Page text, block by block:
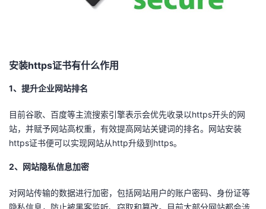
验
收
藏
议
安装https证书有什么作用
1、提升企业网站排名
目前谷歌、百度等主流搜索引擎表示会优先收录以https开头的网
站，并赋予网站高权重，有效提高网站关键词的排名。网站安装
https证书便可以实现网站从http升级到https。
2、网站隐私信息加密
对网站传输的数据进行加密，包括网站用户的账户密码、身份证等